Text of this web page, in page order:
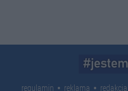
regulamin reklama redakcja